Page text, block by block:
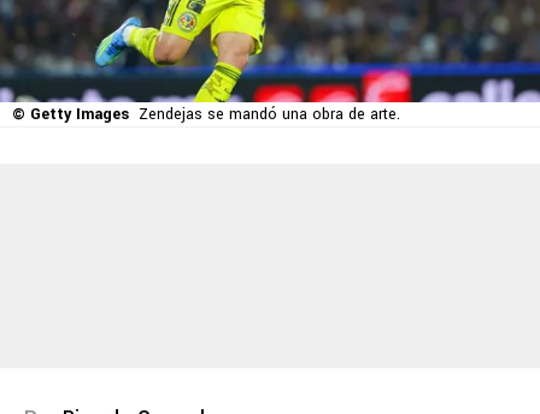
© Getty Images Zendejas se mandó una obra de arte.